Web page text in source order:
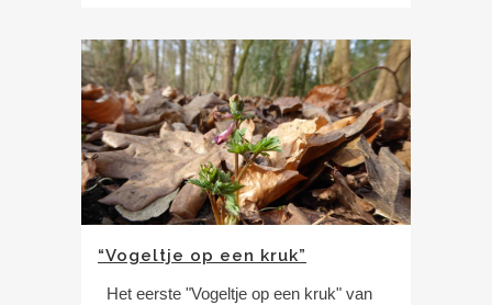
“Vogeltje op een kruk”
Het eerste "Vogeltje op een kruk" van